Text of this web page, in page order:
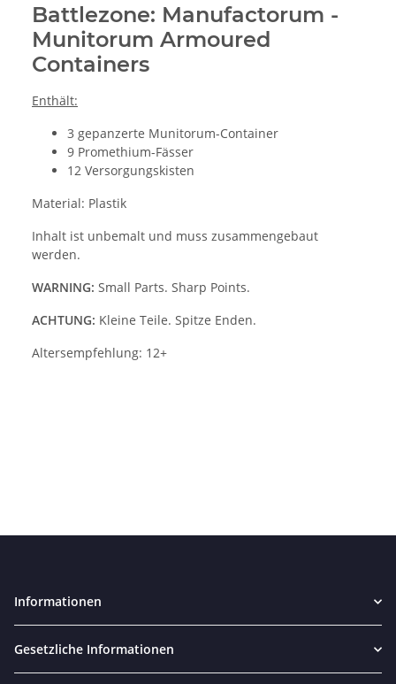
Battlezone: Manufactorum -
Munitorum Armoured
Containers
Enthält:
3 gepanzerte Munitorum-Container
9 Promethium-Fässer
12 Versorgungskisten
Material: Plastik
Inhalt ist unbemalt und muss zusammengebaut
werden.
WARNING: Small Parts. Sharp Points.
ACHTUNG: Kleine Teile. Spitze Enden.
Altersempfehlung: 12+
Informationen
Gesetzliche Informationen